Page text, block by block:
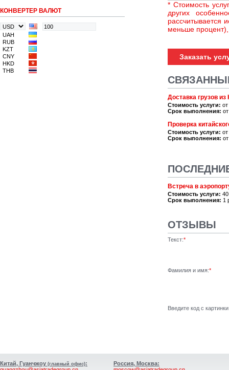
КОНВЕРТЕР ВАЛЮТ
UAH
RUB
KZT
CNY
HKD
THB
* Стоимость
других
рассчитывается
меньше
Заказать
Доставка грузов из
Стоимость услуги:
Срок выполнения:
Проверка
Стоимость услуги:
Срок выполнения:
Встреча в
Стоимость услуги:
Срок выполнения: 1
ОТЗЫВЫ
Текст:*
Фамилия и имя:*
Введите код с
Китай, Гуанчжоу (главный офис):
Россия, Москва: